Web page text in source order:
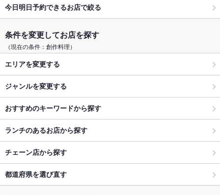
今日明日予約できるお店で絞る
条件を変更してお店を探す
（現在の条件：創作料理）
エリアを変更する
ジャンルを変更する
おすすめのキーワードから探す
ランチのあるお店から探す
チェーン店から探す
都道府県を選び直す